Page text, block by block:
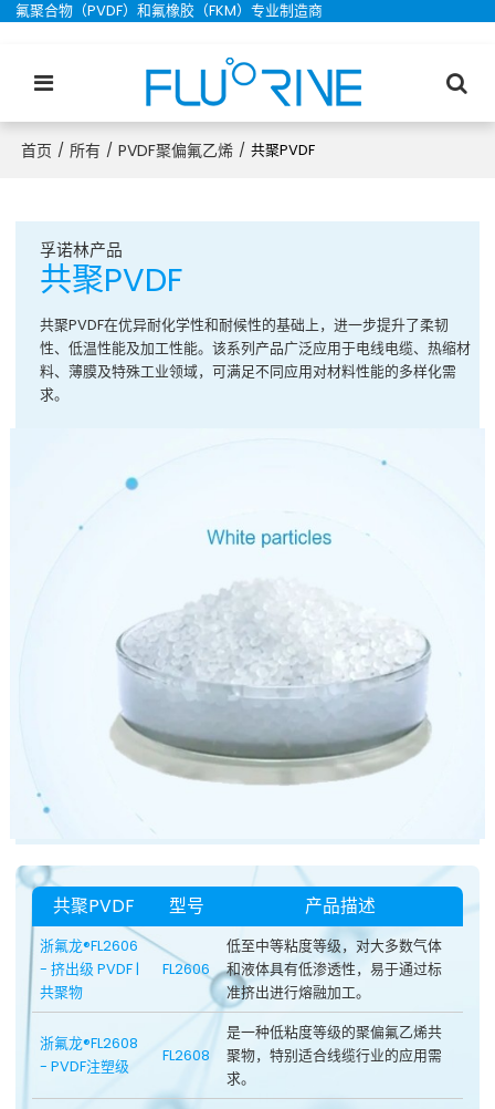
氟聚合物（PVDF）和氟橡胶（FKM）专业制造商
首页 / 所有 / PVDF聚偏氟乙烯 / 共聚PVDF
孚诺林产品
共聚PVDF
共聚PVDF在优异耐化学性和耐候性的基础上，进一步提升了柔韧
性、低温性能及加工性能。该系列产品广泛应用于电线电缆、热缩材
料、薄膜及特殊工业领域，可满足不同应用对材料性能的多样化需
求。
共聚PVDF 型号 产品描述
浙氟龙®FL2606
- 挤出级 PVDF |
共聚物
FL2606
低至中等粘度等级，对大多数气体
和液体具有低渗透性，易于通过标
准挤出进行熔融加工。
浙氟龙®FL2608
- PVDF注塑级
FL2608
是一种低粘度等级的聚偏氟乙烯共
聚物，特别适合线缆行业的应用需
求。